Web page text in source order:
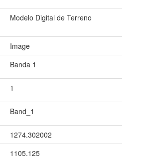
Modelo Digital de Terreno
Image
Banda 1
1
Band_1
1274.302002
1105.125